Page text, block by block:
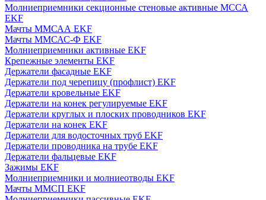
Молниеприемники секционные стеновые активные МССА
EKF
Мачты ММСАА EKF
Мачты ММСАС-Ф EKF
Молниеприемники активные EKF
Крепежные элементы EKF
Держатели фасадные EKF
Держатели под черепицу (профлист) EKF
Держатели кровельные EKF
Держатели на конек регулируемые EKF
Держатели круглых и плоских проводников EKF
Держатели на конек EKF
Держатели для водосточных труб EKF
Держатели проводника на трубе EKF
Держатели фальцевые EKF
Зажимы EKF
Молниеприемники и молниеотводы EKF
Мачты ММСП EKF